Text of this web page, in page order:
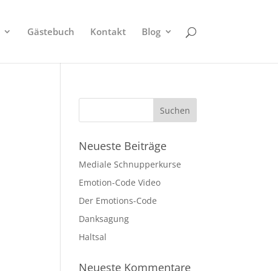
Gästebuch Kontakt Blog
Neueste Beiträge
Mediale Schnupperkurse
Emotion-Code Video
Der Emotions-Code
Danksagung
Haltsal
Neueste Kommentare